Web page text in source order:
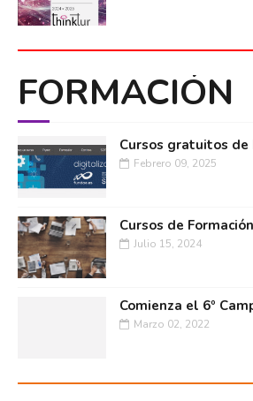
FORMACIÓN
Cursos gratuitos
Febrero 09, 2025
Cursos de
Julio 15, 2024
Comienza el 6º
Marzo 02, 2022